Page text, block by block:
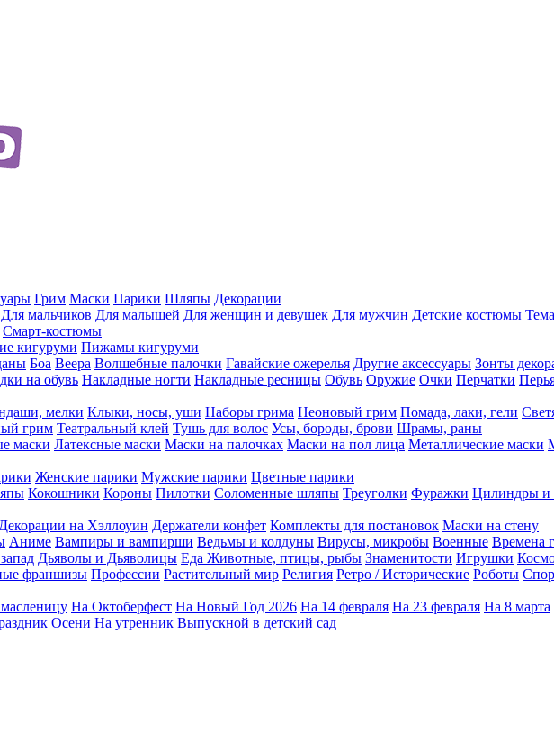
Грим Маски Парики Шляпы Декорации
Для мальчиков Для малышей Для женщин и девушек Для мужчин Детские костюмы
Смарт-костюмы
кигуруми Пижамы кигуруми
Боа Веера Волшебные палочки Гавайские ожерелья Другие аксессуары Зонты
на обувь Накладные ногти Накладные ресницы Обувь Оружие Очки Перчатки
мелки Клыки, носы, уши Наборы грима Неоновый грим Помада, лаки, гели
грим Театральный клей Тушь для волос Усы, бороды, брови Шрамы, раны
маски Латексные маски Маски на палочках Маски на пол лица Металлические маски
Женские парики Мужские парики Цветные парики
Кокошники Короны Пилотки Соломенные шляпы Треуголки Фуражки Цилиндры и
Декорации на Хэллоуин Держатели конфет Комплекты для постановок Маски на стену
Аниме Вампиры и вампирши Ведьмы и колдуны Вирусы, микробы Военные Времена
Дьяволы и Дьяволицы Еда Животные, птицы, рыбы Знаменитости Игрушки
франшизы Профессии Растительный мир Религия Ретро / Исторические Роботы
На Октоберфест На Новый Год 2026 На 14 февраля На 23 февраля На 8 марта
Осени На утренник Выпускной в детский сад